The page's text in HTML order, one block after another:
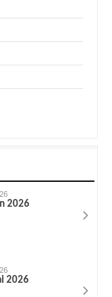
2026
2026